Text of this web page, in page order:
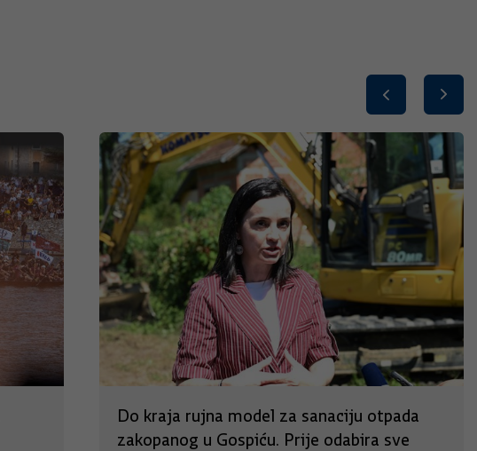
Do kraja rujna model za sanaciju otpada
zakopanog u Gospiću. Prije odabira sve